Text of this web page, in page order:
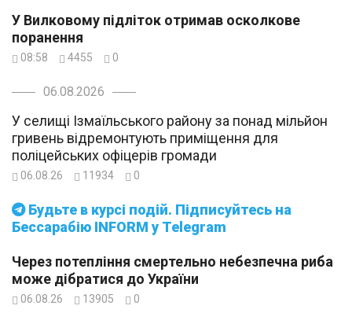
Будьте в курсі подій. Підписуйтесь на
Бессарабію INFORM у Telegram
У Вилковому підліток отримав осколкове
поранення
08:58 4455 0
06.08.2026
У селищі Ізмаїльського району за понад мільйон
гривень відремонтують приміщення для
поліцейських офіцерів громади
06.08.26 11934 0
Через потепління смертельно небезпечна риба
може дібратися до України
06.08.26 13905 0